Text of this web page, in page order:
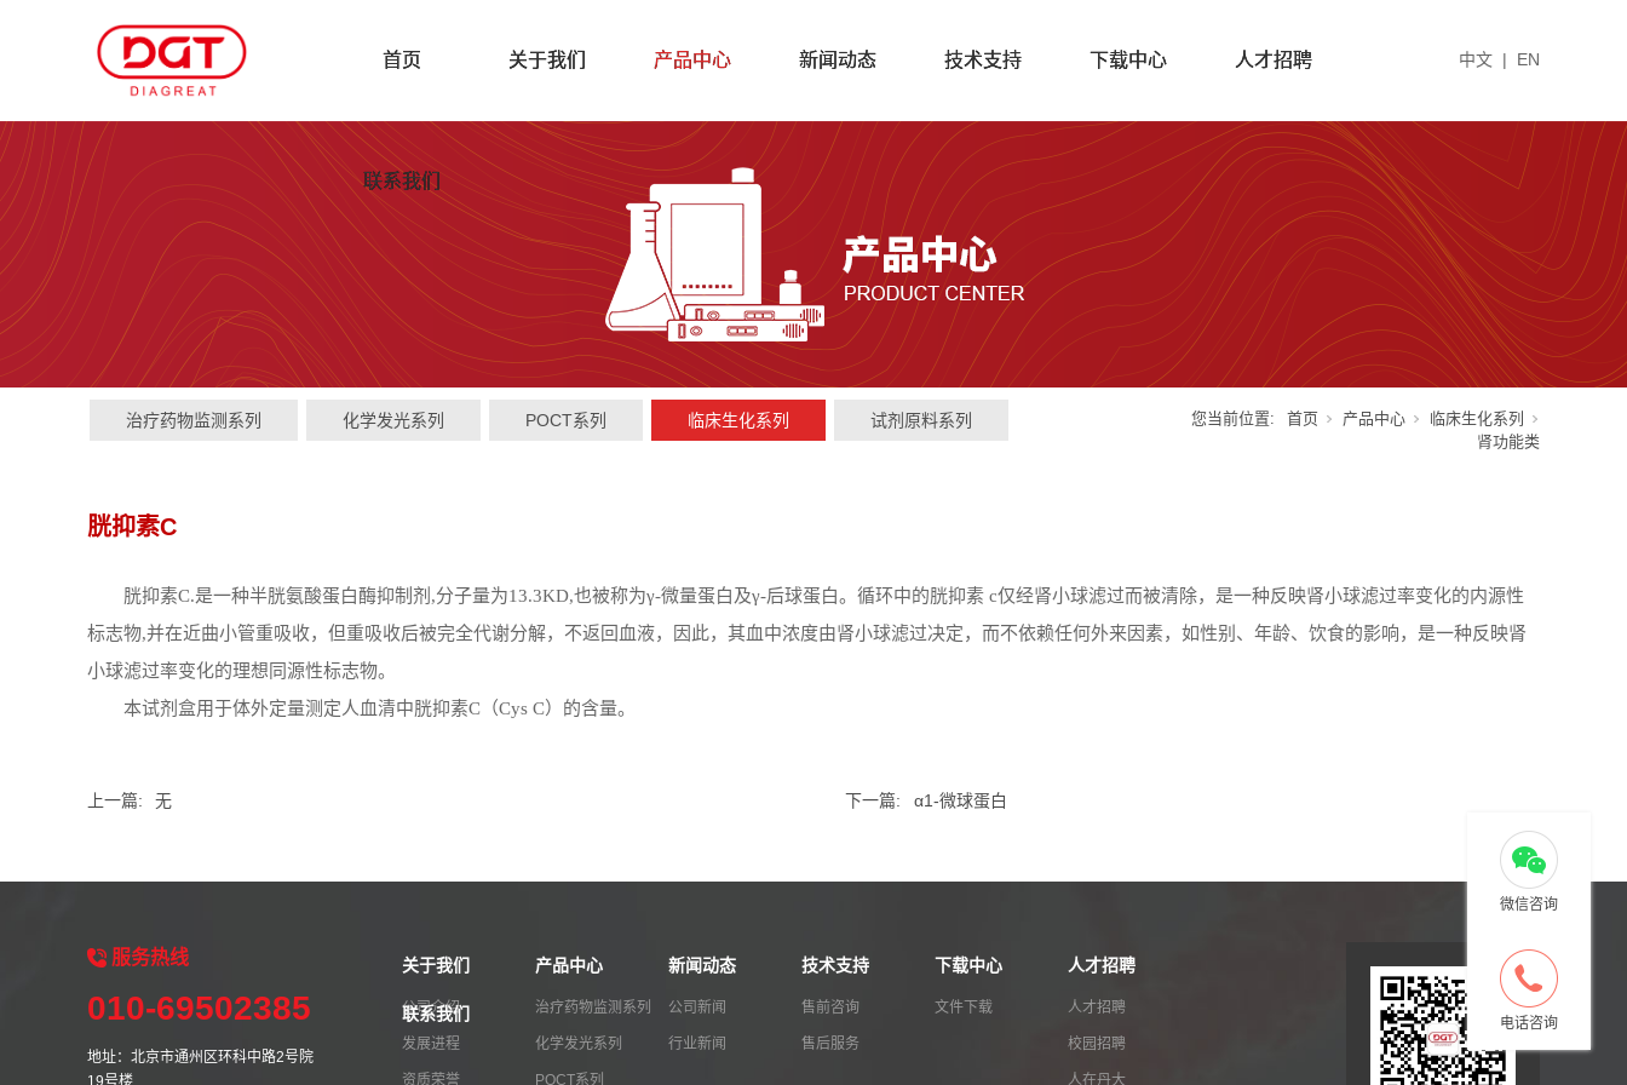
首页 关于我们 产品中心 新闻动态 技术支持 下载中心 人才招聘
联系我们
中文 | EN
治疗药物监测系列 化学发光系列 POCT系列 临床生化系列 试剂原料系列 您当前位置: 首页 产品中心
临床生化系列
肾功能类
胱抑素C
胱抑素C.是一种半胱氨酸蛋白酶抑制剂 ,分子量为13.3KD,也被称为γ-微量蛋白及γ-后球蛋白。循环中的胱抑素 c仅经肾小球滤过而被清除，是一种反映肾小球滤过率变化的内源性
标志物,并在近曲小管重吸收，但重吸收后被完全代谢分解，不返回血液，因此，其血中浓度由肾小球滤过决定，而不依赖任何外来因素，如性别、年龄、饮食的影响，是一种反映肾
小球滤过率变化的理想同源性标志物。
本试剂盒用于体外定量测定人血清中胱抑素C （Cys C）的含量。
上一篇: 无 下一篇: α1-微球蛋白
服务热线
010-69502385
地址：北京市通州区环科中路2号院
19号楼
关于我们
公司介绍
发展进程
资质荣誉
产品中心
治疗药物监测系列
化学发光系列
POCT系列
新闻动态
公司新闻
行业新闻
技术支持
售前咨询
售后服务
下载中心
文件下载
人才招聘
人才招聘
校园招聘
人在丹大
联系我们
微信咨询
电话咨询